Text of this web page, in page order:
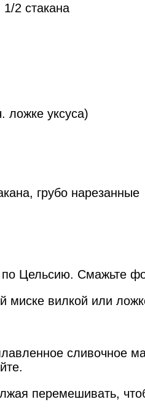
2 стакана
ложке уксуса)
грубо нарезанные
по Цельсию. Смажьте
миске вилкой или
сливочное
перемешивать,